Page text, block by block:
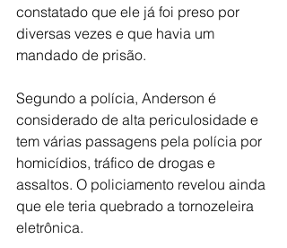
constatado que ele já foi preso por
diversas vezes e que havia um
mandado de prisão.
Segundo a polícia, Anderson é
considerado de alta periculosidade e
tem várias passagens pela polícia por
homicídios, tráfico de drogas e
assaltos. O policiamento revelou ainda
que ele teria quebrado a tornozeleira
eletrônica.